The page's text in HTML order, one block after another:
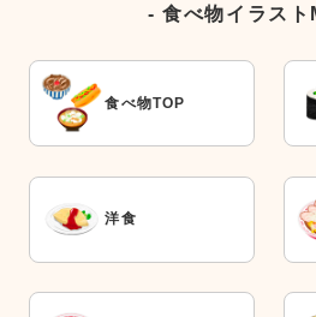
- 食べ物イラス
食べ物TOP
洋食